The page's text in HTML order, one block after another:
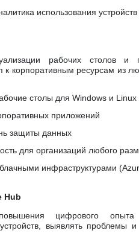
использования
рабочих столов и
к корпоративным ресурсам из
столы для Windows и Linux
приложений
защиты данных
для организаций любого
инфраструктурами
Hub
цифрового опыта
устройств, выявлять